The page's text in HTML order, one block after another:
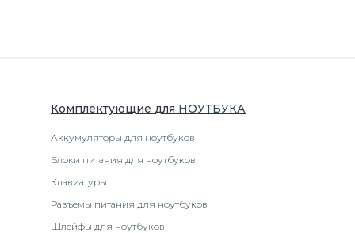
Комплектующие для НОУТБУКА
Аккумуляторы для ноутбуков
Блоки питания для ноутбуков
Клавиатуры
Разъемы питания для ноутбуков
Шлейфы для ноутбуков